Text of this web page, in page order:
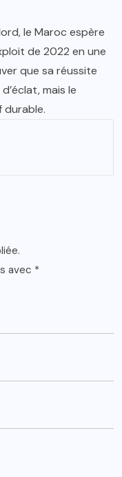
le Maroc espère
de 2022 en une
que sa réussite
mais le
durable.
avec *